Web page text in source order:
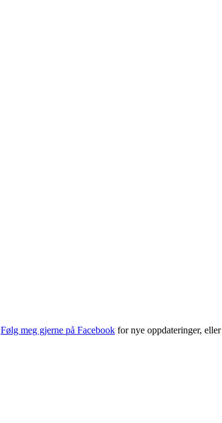
Følg meg gjerne på Facebook for nye oppdateringer, eller